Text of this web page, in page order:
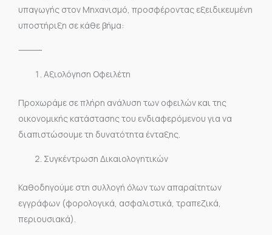
υπαγωγής στον Μηχανισμό, προσφέροντας εξειδικευμένη
υποστήριξη σε κάθε βήμα:
⸻
Αξιολόγηση Οφειλέτη
Προχωράμε σε πλήρη ανάλυση των οφειλών και της
οικονομικής κατάστασης του ενδιαφερόμενου για να
διαπιστώσουμε τη δυνατότητα ένταξης.
Συγκέντρωση Δικαιολογητικών
Καθοδηγούμε στη συλλογή όλων των απαραίτητων
εγγράφων (φορολογικά, ασφαλιστικά, τραπεζικά,
περιουσιακά).